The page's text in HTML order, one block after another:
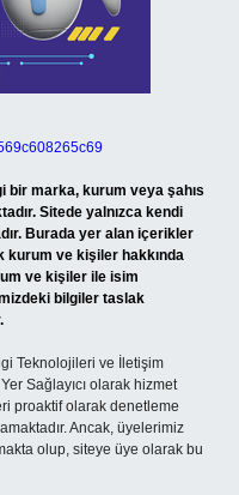
bir marka, kurum veya şahıs
Sitede yalnızca kendi
Burada yer alan içerikler
kurum ve kişiler hakkında
ve kişiler ile isim
bilgiler taslak
Teknolojileri ve İletişim
Sağlayıcı olarak hizmet
proaktif olarak denetleme
Ancak, üyelerimiz
olup, siteye üye olarak bu